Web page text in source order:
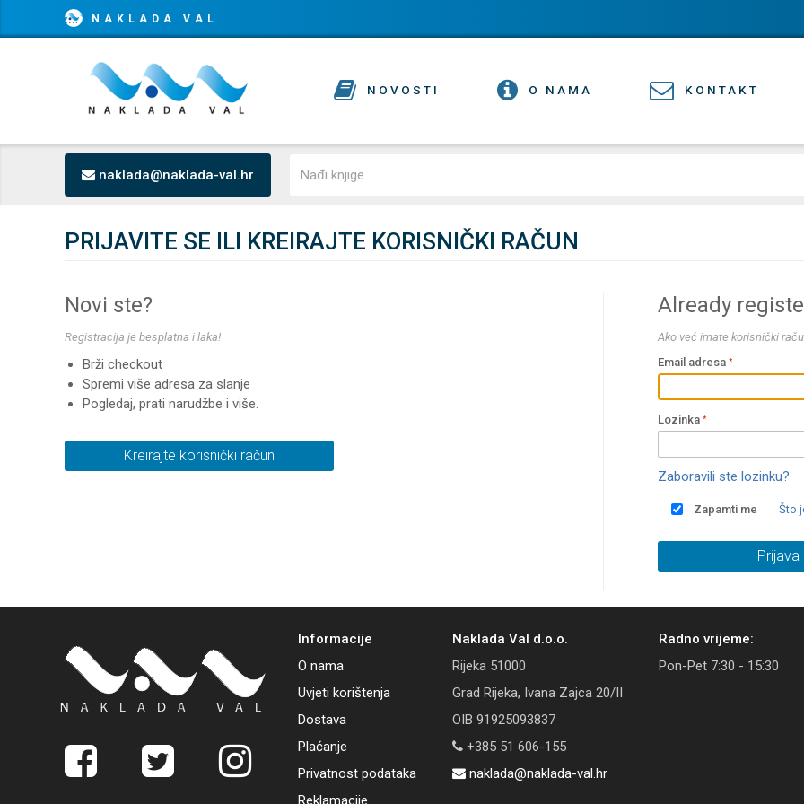
NAKLADA VAL
NOVOSTI O NAMA KONTAKT
naklada@naklada-val.hr
PRIJAVITE SE ILI KREIRAJTE KORISNIČKI RAČUN
Novi ste?
Registracija je besplatna i laka!
Brži checkout
Spremi više adresa za slanje
Pogledaj, prati narudžbe i više.
Kreirajte korisnički račun
Already
Ako već imate korisnički
Email adresa
Lozinka
Zaboravili ste lozinku?
Zapamti me Što
Prijava
Informacije
O nama
Uvjeti korištenja
Dostava
Plaćanje
Privatnost podataka
Reklamacije
Naklada Val d.o.o.
Rijeka 51000
Grad Rijeka, Ivana Zajca 20/II
OIB 91925093837
+385 51 606-155
naklada@naklada-val.hr
Radno vrijeme:
Pon-Pet 7:30 - 15:30